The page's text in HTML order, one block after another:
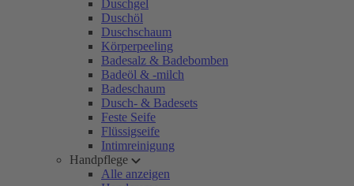
Duschgel
Duschöl
Duschschaum
Körperpeeling
Badesalz & Badebomben
Badeöl & -milch
Badeschaum
Dusch- & Badesets
Feste Seife
Flüssigseife
Intimreinigung
Handpflege
Alle anzeigen